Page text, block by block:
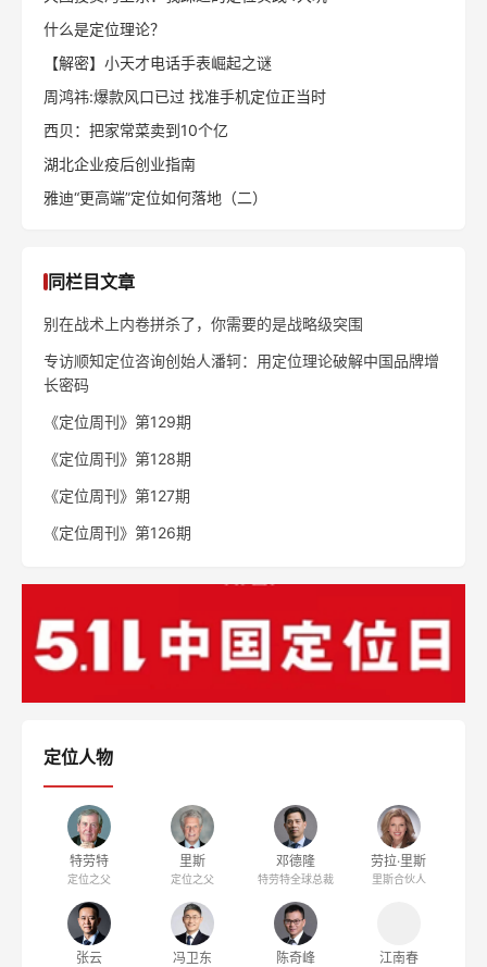
什么是定位理论？
【解密】小天才电话手表崛起之谜
周鸿祎:爆款风口已过 找准手机定位正当时
西贝：把家常菜卖到10个亿
湖北企业疫后创业指南
雅迪“更高端”定位如何落地（二）
同栏目文章
别在战术上内卷拼杀了，你需要的是战略级突围
专访顺知定位咨询创始人潘轲：用定位理论破解中国品牌增
长密码
《定位周刊》第129期
《定位周刊》第128期
《定位周刊》第127期
《定位周刊》第126期
定位人物
特劳特
定位之父
里斯
定位之父
邓德隆
特劳特全球总裁
劳拉·里斯
里斯合伙人
张云 冯卫东 陈奇峰 江南春